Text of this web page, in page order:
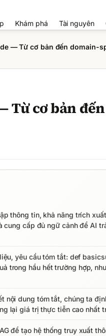
Khám phá Tài nguyên
— Từ cơ bản đến domain-
Từ cơ bản
thông tin, khả năng trích
cấp đủ ngữ cảnh để AI
yêu cầu tóm tắt: def
trong hầu hết trường hợp,
nội dung tóm tắt, chúng ta
lại giá trị thực tiễn cao nhất
để tạo hệ thống truy xuất